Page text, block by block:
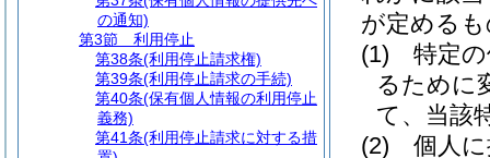
が定める
(1)
特定
るために
て、当該
(2)
個人
の通知)
第3節
利用停止
第38条(利用停止請求権)
第39条(利用停止請求の手続)
第40条(保有個人情報の利用停止
義務)
第41条(利用停止請求に対する措